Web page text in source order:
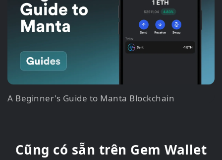
A Beginner's Guide to Manta Blockchain
Cũng có sẵn trên Gem Wallet